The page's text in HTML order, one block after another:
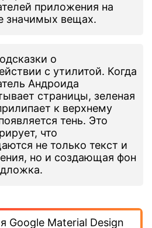
приложения на
значимых вещах.
о
с утилитой. Когда
Андроида
страницы, зеленая
к верхнему
тень. Это
что
не только текст и
но и создающая фон
Google Material Design